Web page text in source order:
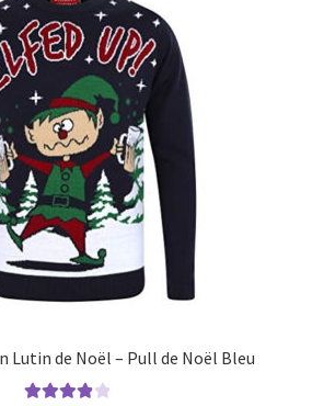
Lutin de Noël – Pull de Noël Bleu